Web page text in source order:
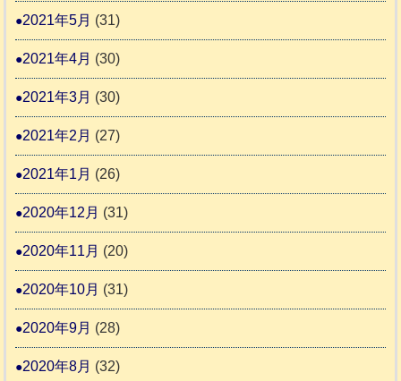
2021年5月 (31)
2021年4月 (30)
2021年3月 (30)
2021年2月 (27)
2021年1月 (26)
2020年12月 (31)
2020年11月 (20)
2020年10月 (31)
2020年9月 (28)
2020年8月 (32)